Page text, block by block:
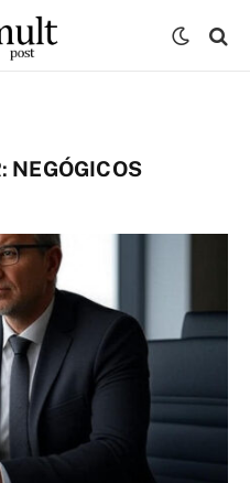
NEGÓGICOS